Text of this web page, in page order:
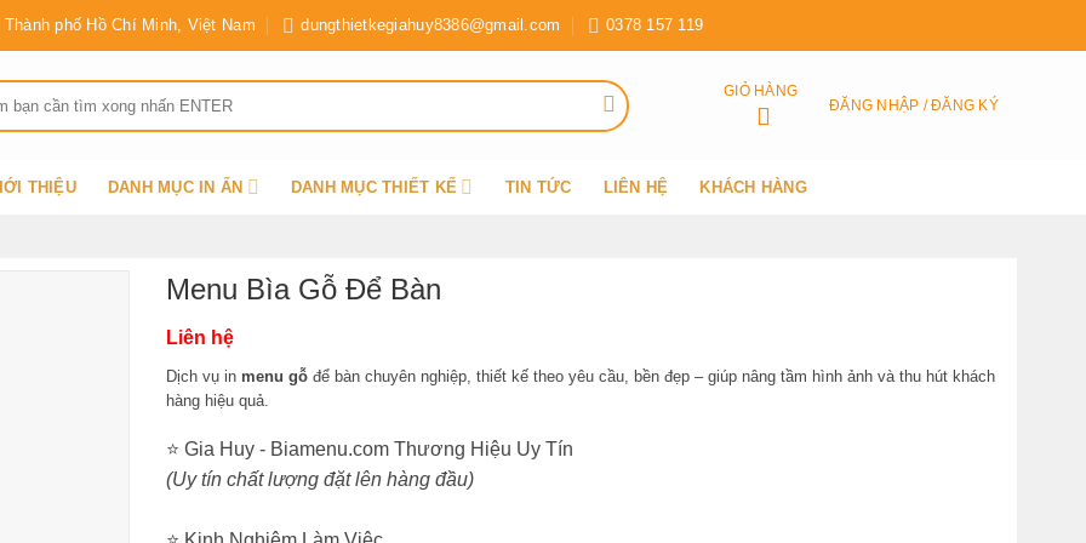
phố Hồ Chí Minh, Việt Nam dungthietkegiahuy8386@gmail.com 0378 157 119
GIỎ HÀNG
ĐĂNG NHẬP / ĐĂNG KÝ
THIỆU DANH MỤC IN ẤN DANH MỤC THIẾT KẾ TIN TỨC LIÊN HỆ KHÁCH HÀNG
Menu Bìa Gỗ Để Bàn
Liên hệ
Dịch vụ in menu gỗđể bàn chuyên nghiệp, thiết kế theo yêu cầu, bền đẹp – giúp nâng tầm hình ảnh và thu hút khách
hàng hiệu quả.
⭐ Gia Huy - Biamenu.com Thương Hiệu Uy Tín
(Uy tín chất lượng đặt lên hàng đầu)